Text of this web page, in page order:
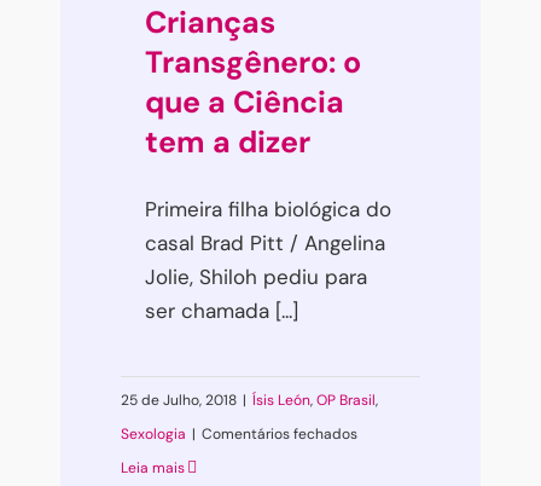
Crianças
Transgênero: o
que a Ciência
tem a dizer
Primeira filha biológica do
casal Brad Pitt / Angelina
Jolie, Shiloh pediu para
ser chamada [...]
25 de Julho, 2018 | Ísis León,OP Brasil,
Sexologia | Comentários fechadosem
Leia mais